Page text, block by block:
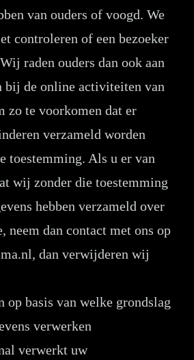
van ouders of voogd. We
controleren of een bezoeker
raden ouders dan ook aan
bij de online activiteiten van
zo te voorkomen dat er
verzameld worden
toestemming. Als u er van
wij zonder die toestemming
hebben verzameld over
neem dan contact met ons op
dan verwijderen wij
op basis van welke grondslag
verwerken
verwerkt uw